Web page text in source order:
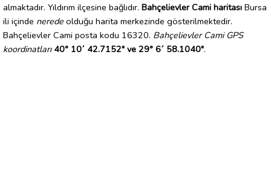
almaktadır. Yıldırım ilçesine bağlıdır. Bahçelievler Cami haritası Bursa
ili içinde nerede olduğu harita merkezinde gösterilmektedir.
Bahçelievler Cami posta kodu 16320. Bahçelievler Cami GPS
koordinatları 40° 10´ 42.7152" ve 29° 6´ 58.1040".